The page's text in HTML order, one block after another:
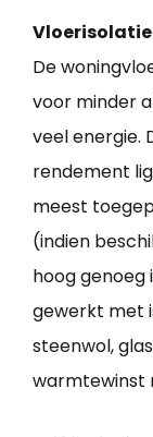
Vloerisolatie
De
voor minder
veel energie.
rendement
meest
(indien
hoog genoeg
gewerkt met
steenwol,
warmtewinst